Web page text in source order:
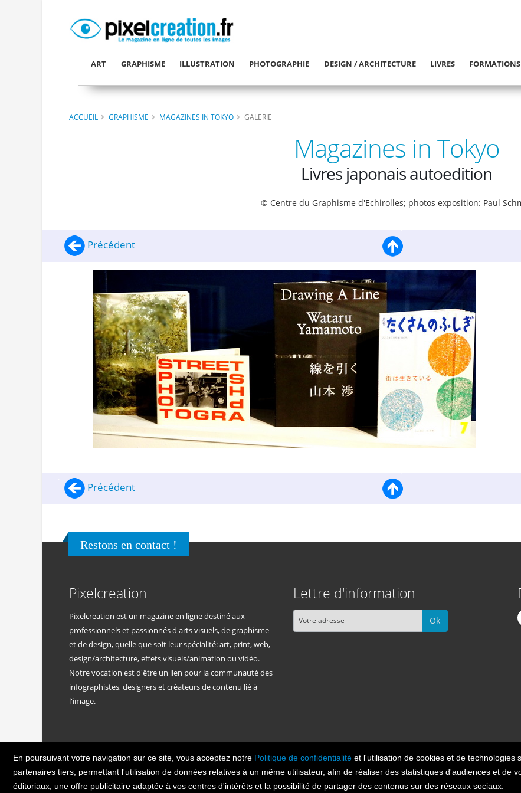
En poursuivant votre navigation sur ce site, vous acceptez notre Politique de confidentialitéet l'utilisation de cookies et de technologies
partenaires tiers, permettant l'utilisation de données relatives à un même utilisateur, afin de réaliser des statistiques d'audiences et de
éditoriaux, une offre publicitaire adaptée à vos centres d'intérêts et la possibilité de partager des contenus sur des réseaux sociaux.
ART GRAPHISME ILLUSTRATION PHOTOGRAPHIE DESIGN / ARCHITECTURE LIVRES FORMATIONS
ACCUEIL GRAPHISME MAGAZINES IN TOKYO GALERIE
Magazines in Tokyo
Livres japonais autoedition
© Centre du Graphisme d'Echirolles; photos exposition: Paul
Précédent
Précédent
Restons en contact !
Pixelcreation
Pixelcreation est un magazine en ligne destiné aux
professionnels et passionnés d'arts visuels, de graphisme
et de design, quelle que soit leur spécialité: art, print, web,
design/architecture, effets visuels/animation ou vidéo.
Notre vocation est d'être un lien pour la communauté des
infographistes, designers et créateurs de contenu lié à
l'image.
Lettre d'information
Ok
PIXELCREATION © Copyright Pixelcreation 2026, tous droits réservés.